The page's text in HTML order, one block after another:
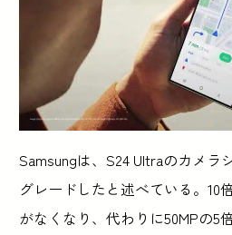
Samsungは、S24 Ultraのカメラ
グレードしたと述べている。10
がなくなり、代わりに50MPの5